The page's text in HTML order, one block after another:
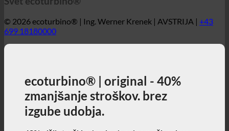
ecoturbino® | original - 40%
zmanjšanje stroškov. brez
izgube udobja.
3, 2, 1 ... in start!